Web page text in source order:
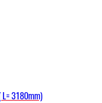
3180mm)